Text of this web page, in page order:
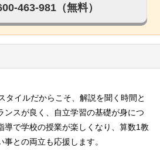
463-981（無料）
タイルだからこそ、解説を聞く時間と
ンスが良く、自立学習の基礎が身につ
導で学校の授業が楽しくなり、算数1教
との両立も応援します。